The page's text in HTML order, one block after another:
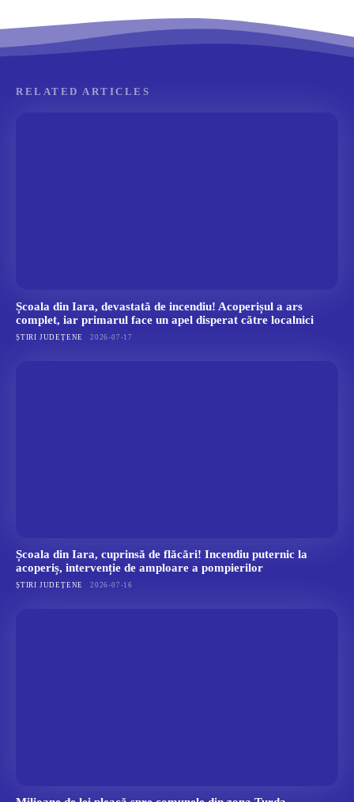
RELATED ARTICLES
Școala din Iara, devastată de incendiu! Acoperișul a ars
complet, iar primarul face un apel disperat către localnici
ȘTIRI JUDEȚENE 2026-07-17
Școala din Iara, cuprinsă de flăcări! Incendiu puternic la
acoperiș, intervenție de amploare a pompierilor
ȘTIRI JUDEȚENE 2026-07-16